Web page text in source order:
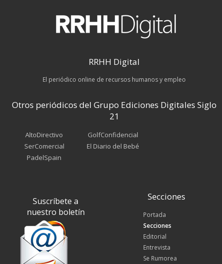
RRHH Digital
El periódico online de recursos humanos y empleo
Otros periódicos del Grupo Ediciones Digitales Siglo
21
AltoDirectivo
SerComercial
PadelSpain
GolfConfidencial
El Diario del Bebé
Suscríbete a
nuestro boletín
Secciones
Portada
Secciones
Editorial
Entrevista
Se Rumorea